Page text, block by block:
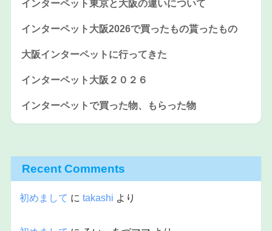
インターペット東京と大阪の違いについて
インターペット大阪2026で買ったもの貰ったもの
大阪インターペットに行ってきた
インターペット大阪２０２６
インターペットで買った物、もらった物
Recent Comments
初めまして に takashi より